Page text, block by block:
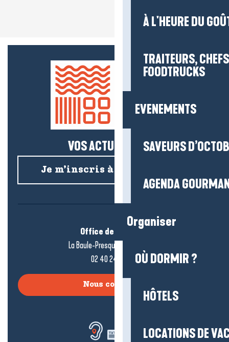
À L'HEURE DU
TRAITEURS,
FOODTRUCKS
EVENEMENTS
SAVEURS
AGENDA
Organiser
OÙ DORMIR ?
HÔTELS
LOCATIONS DE
VOS ACTUS SALÉES !
Je m’inscris à la newsletter
Office de tourisme
La Baule-Presqu’île de Guérande
02 40 24 34 44
Nous contacter